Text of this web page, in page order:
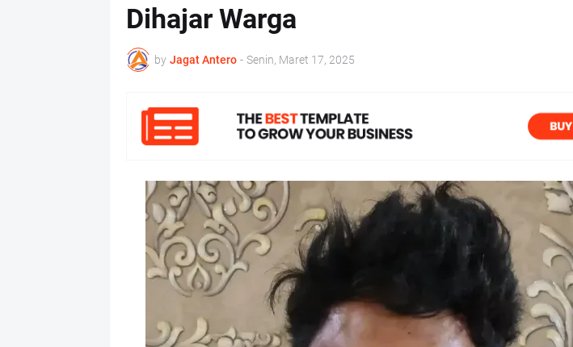
Dihajar Warga
by Jagat Antero - Senin, Maret 17, 2025